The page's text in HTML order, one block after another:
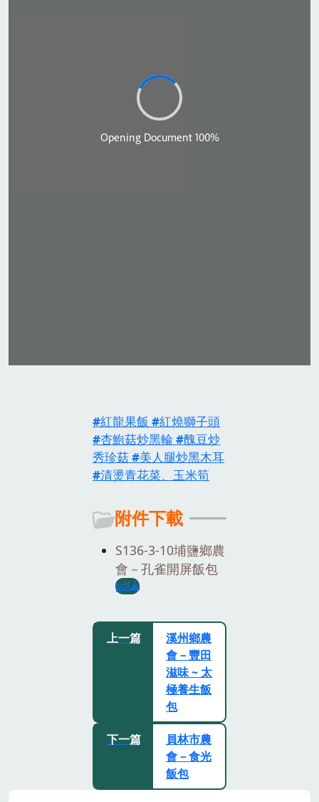
紅龍果飯
紅燒獅子頭
杏鮑菇炒黑輪
醜豆炒
秀珍菇
美人腿炒黑木耳
清燙青花菜、玉米筍
附件下載
S136-3-10埔鹽鄉農
會－孔雀開屏飯包
pdf
上一篇
溪州鄉農
會－豐田
滋味 ~ 太
極養生飯
包
下一篇
員林市農
會－食光
飯包